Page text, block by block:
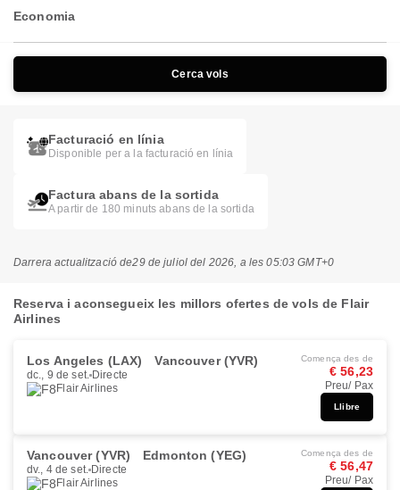
Economia
Cerca vols
Facturació en línia
Disponible per a la facturació en línia
Factura abans de la sortida
A partir de 180 minuts abans de la sortida
Darrera actualització de29 de juliol del 2026, a les 05:03 GMT+0
Reserva i aconsegueix les millors ofertes de vols de Flair
Airlines
Los Angeles (LAX) Vancouver (YVR)
dc., 9 de set. Directe
Flair Airlines
Comença des de
€ 56,23
Preu/ Pax
Llibre
Vancouver (YVR) Edmonton (YEG)
dv., 4 de set. Directe
Flair Airlines
Comença des de
€ 56,47
Preu/ Pax